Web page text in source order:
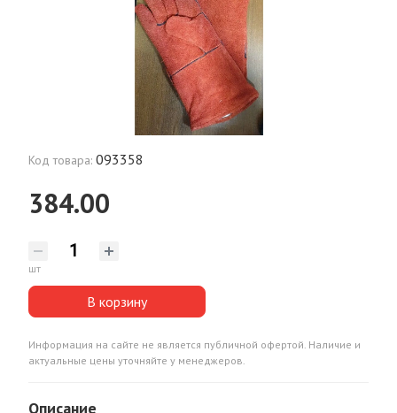
Код товара: 093358
384.00
шт
В корзину
Информация на сайте не является публичной офертой. Наличие и
актуальные цены уточняйте у менеджеров.
Описание